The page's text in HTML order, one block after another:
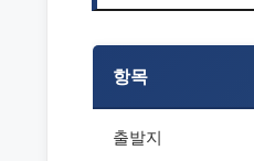
항목
출발지